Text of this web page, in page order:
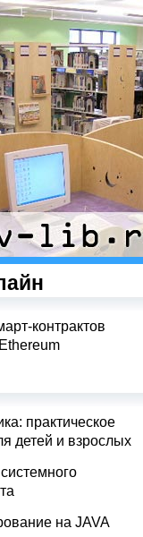
контрактов
практическое
детей и взрослых
на JAVA